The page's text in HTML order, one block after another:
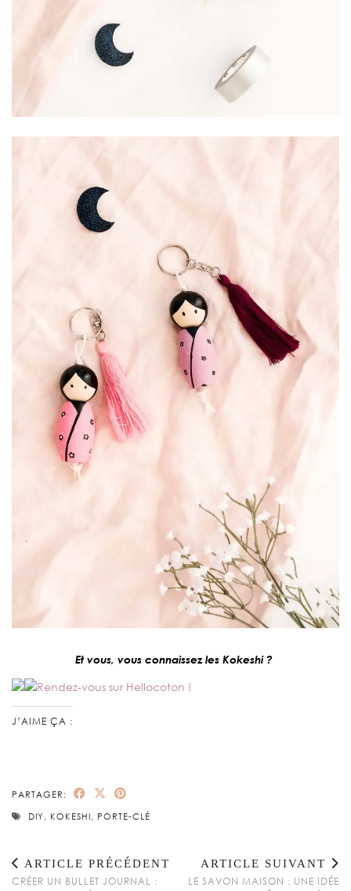
Et vous, vous connaissez les Kokeshi ?
J’AIME ÇA :
PARTAGER:
DIY KOKESHI PORTE-CLÉ
ARTICLE PRÉCÉDENT
CRÉER UN BULLET JOURNAL :
ARTICLE SUIVANT
LE SAVON MAISON : UNE IDÉE